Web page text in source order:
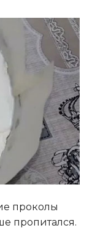
проколы
пропитался.